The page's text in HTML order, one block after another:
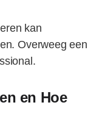
kan
Overweeg een
en Hoe